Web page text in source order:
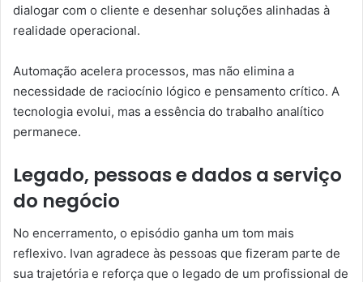
dialogar com o cliente e desenhar soluções alinhadas à
realidade operacional.
Automação acelera processos, mas não elimina a
necessidade de raciocínio lógico e pensamento crítico. A
tecnologia evolui, mas a essência do trabalho analítico
permanece.
Legado, pessoas e dados a serviço
do negócio
No encerramento, o episódio ganha um tom mais
reflexivo. Ivan agradece às pessoas que fizeram parte de
sua trajetória e reforça que o legado de um profissional de